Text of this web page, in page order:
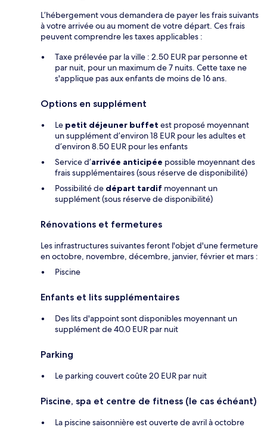
L’hébergement vous demandera de payer les frais suivants
à votre arrivée ou au moment de votre départ. Ces frais
peuvent comprendre les taxes applicables :
Taxe prélevée par la ville : 2.50 EUR par personne et
par nuit, pour un maximum de 7 nuits. Cette taxe ne
s'applique pas aux enfants de moins de 16 ans.
Options en supplément
Le petit déjeuner buffet est proposé moyennant
un supplément d’environ 18 EUR pour les adultes et
d’environ 8.50 EUR pour les enfants
Service d’arrivée anticipée possible moyennant des
frais supplémentaires (sous réserve de disponibilité)
Possibilité de départ tardif moyennant un
supplément (sous réserve de disponibilité)
Rénovations et fermetures
Les infrastructures suivantes feront l'objet d'une fermeture
en octobre, novembre, décembre, janvier, février et mars :
Piscine
Enfants et lits supplémentaires
Des lits d'appoint sont disponibles moyennant un
supplément de 40.0 EUR par nuit
Parking
Le parking couvert coûte 20 EUR par nuit
Piscine, spa et centre de fitness (le cas échéant)
La piscine saisonnière est ouverte de avril à octobre